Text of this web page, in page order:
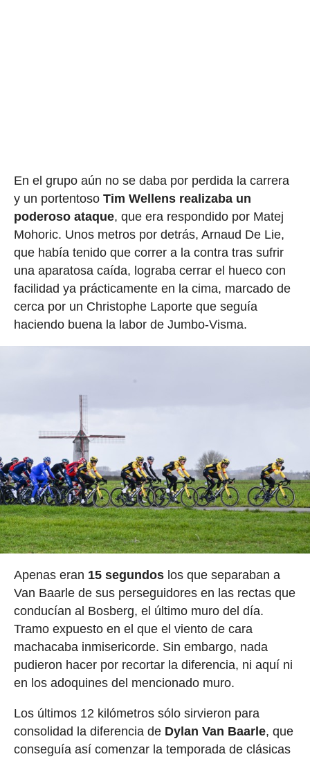
En el grupo aún no se daba por perdida la carrera
y un portentoso Tim Wellens realizaba un
poderoso ataque, que era respondido por Matej
Mohoric. Unos metros por detrás, Arnaud De Lie,
que había tenido que correr a la contra tras sufrir
una aparatosa caída, lograba cerrar el hueco con
facilidad ya prácticamente en la cima, marcado de
cerca por un Christophe Laporte que seguía
haciendo buena la labor de Jumbo-Visma.
Apenas eran 15 segundoslos que separaban a
Van Baarle de sus perseguidores en las rectas que
conducían al Bosberg, el último muro del día.
Tramo expuesto en el que el viento de cara
machacaba inmisericorde. Sin embargo, nada
pudieron hacer por recortar la diferencia, ni aquí ni
en los adoquines del mencionado muro.
Los últimos 12 kilómetros sólo sirvieron para
consolidad la diferencia de Dylan Van Baarle, que
conseguía así comenzar la temporada de clásicas